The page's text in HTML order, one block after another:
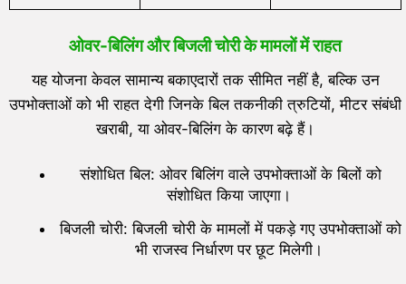
ओवर-बिलिंग और बिजली चोरी के मामलों में राहत
यह योजना केवल सामान्य बकाएदारों तक सीमित नहीं है, बल्कि उन
उपभोक्ताओं को भी राहत देगी जिनके बिल तकनीकी त्रुटियों, मीटर संबंधी
खराबी, या ओवर-बिलिंग के कारण बढ़े हैं।
संशोधित बिल: ओवर बिलिंग वाले उपभोक्ताओं के बिलों को
संशोधित किया जाएगा।
बिजली चोरी: बिजली चोरी के मामलों में पकड़े गए उपभोक्ताओं को
भी राजस्व निर्धारण पर छूट मिलेगी।